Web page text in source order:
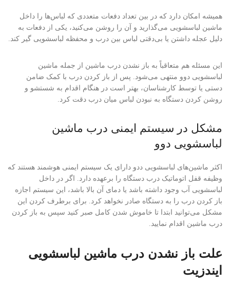
همیشه امکان دارد که در بین تعداد دفعات متعددی که لباس‌ها را داخل
ماشین لباسشویی می‌گذارید و آن را روشن می‌کنید، یکی از دفعات به
دلیل عجله داشتن یا بی‌دقتی لباس بین درب و محفظه لباسشویی گیر کند.
این مسئله هم متعاقباً به باز نشدن درب ماشین از جمله ماشین
لباسشویی دوو منتهی می‌شود. پس از باز کردن درب با کمک ضامن
دستی یا توسط کارشناسان، بهتر است در هنگام اقدام به شستشو و
روشن کردن دستگاه به نبودن لباس میان درب دقت کرد.
مشکل در سیستم ایمنی درب ماشین
لباسشویی دوو
اکثر ماشین‌های لباسشویی ددو دارای یک سیستم ایمنی هوشمند هستند که
وظیفه قفل اتوماتیک درب دستگاه را برعهده دارد. اگر در داخل
لباسشویی آب وجود داشته باشد یا دمای آن بالا باشد، این سیستم اجازه
باز کردن درب را به دستگاه صادر نخواهد کرد. برای برطرف کردن این
مشکل می‌توانید ابتدا تا خاموش شدن کامل صبر کنید سپس به باز کردن
درب ماشین اقدام نمایید.
علت باز نشدن درب ماشین لباسشویی
ایندزیت